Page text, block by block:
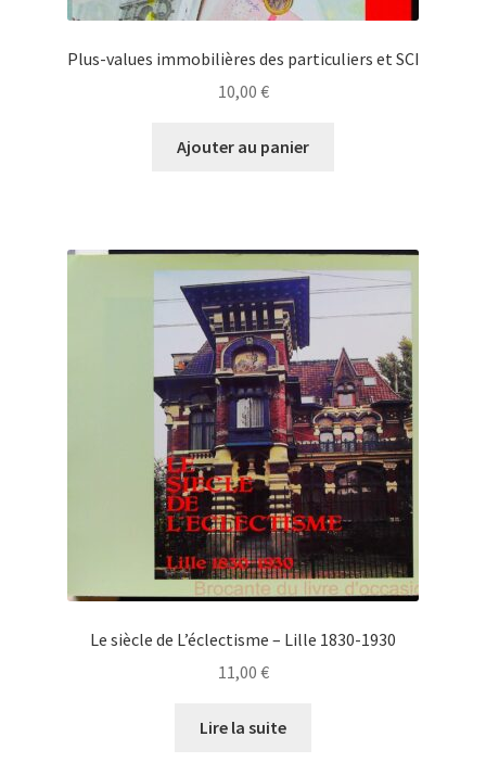
Plus-values immobilières des particuliers et SCI
10,00 €
Ajouter au panier
Le siècle de L’éclectisme – Lille 1830-1930
11,00 €
Lire la suite